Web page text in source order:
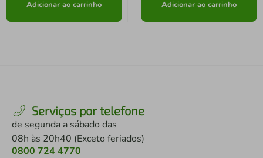
Adicionar ao carrinho Adicionar ao carrinho
Serviços por telefone
de segunda a sábado das
08h às 20h40 (Exceto feriados)
0800 724 4770